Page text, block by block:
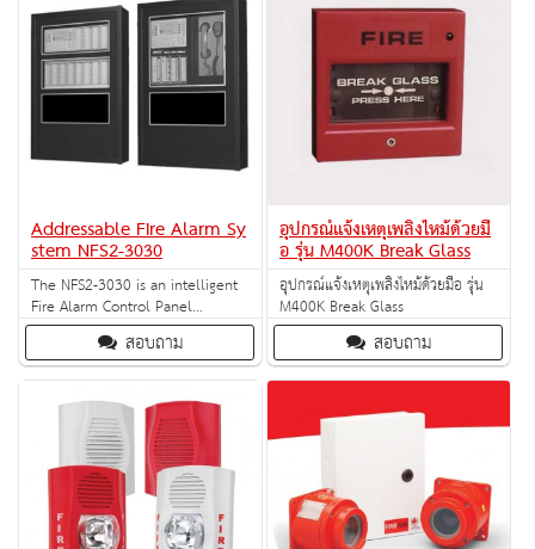
Addressable Fire Alarm Sy
stem NFS2-3030
The NFS2-3030 is an intelligent
Fire Alarm Control Panel
designed for medium- to large-
scale facilities. สอบถาม
อุปกรณ์แจ้งเหตุเพลิงไหม้ด้วยมื
อ รุ่น M400K Break Glass
อุปกรณ์แจ้งเหตุเพลิงไหม้ด้วยมือ รุ่น
M400K Break Glass
สอบถาม